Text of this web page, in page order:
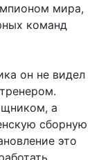
мира,
команд
он не видел
а
сборную
это